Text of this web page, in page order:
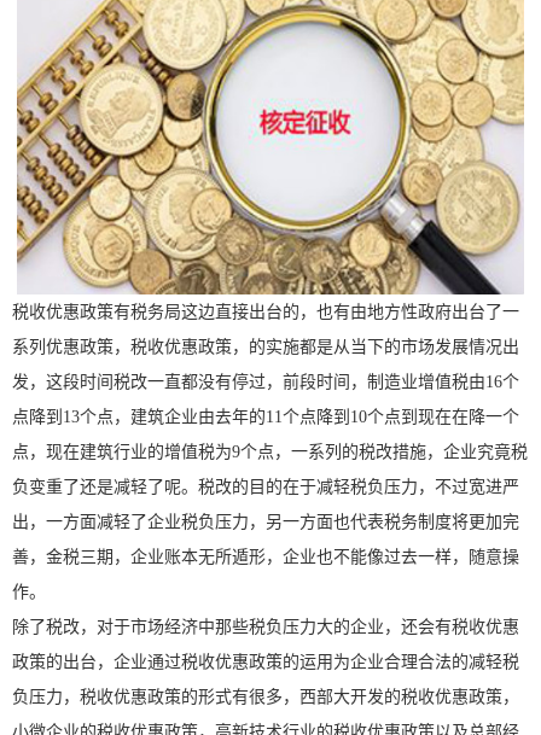
税收优惠政策有税务局这边直接出台的，也有由地方性政府出台了一
系列优惠政策，税收优惠政策，的实施都是从当下的市场发展情况出
发，这段时间税改一直都没有停过，前段时间，制造业增值税由16个
点降到13个点，建筑企业由去年的11个点降到10个点到现在在降一个
点，现在建筑行业的增值税为9个点，一系列的税改措施，企业究竟税
负变重了还是减轻了呢。税改的目的在于减轻税负压力，不过宽进严
出，一方面减轻了企业税负压力，另一方面也代表税务制度将更加完
善，金税三期，企业账本无所遁形，企业也不能像过去一样，随意操
作。
除了税改，对于市场经济中那些税负压力大的企业，还会有税收优惠
政策的出台，企业通过税收优惠政策的运用为企业合理合法的减轻税
负压力，税收优惠政策的形式有很多，西部大开发的税收优惠政策，